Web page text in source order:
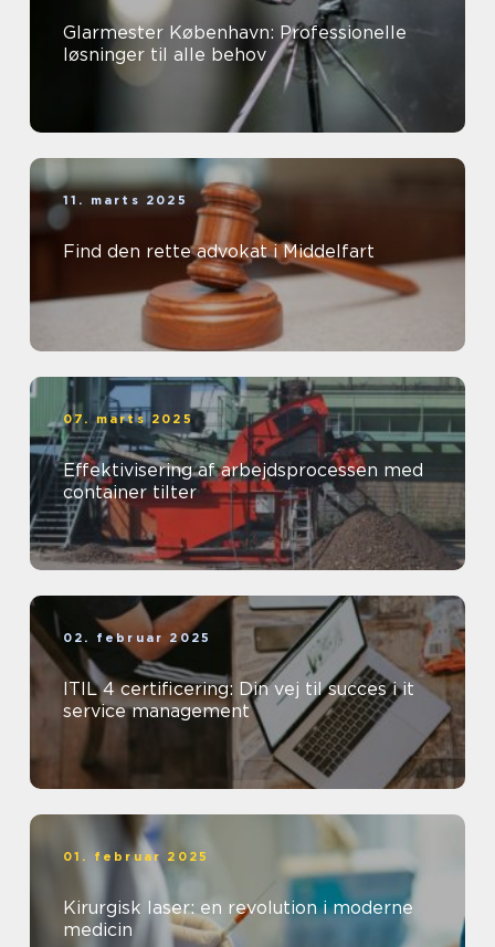
Glarmester København: Professionelle
løsninger til alle behov
11. marts 2025
Find den rette advokat i Middelfart
07. marts 2025
Effektivisering af arbejdsprocessen med
container tilter
02. februar 2025
ITIL 4 certificering: Din vej til succes i it
service management
01. februar 2025
Kirurgisk laser: en revolution i moderne
medicin